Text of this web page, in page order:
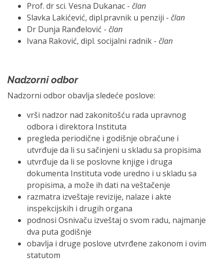
Prof. dr sci. Vesna Dukanac - član
Slavka Lakićević, dipl.pravnik u penziji - član
Dr Dunja Ranđelović - član
Ivana Raković, dipl. socijalni radnik - član
Nadzorni odbor
Nadzorni odbor obavlja sledeće poslove:
vrši nadzor nad zakonitošću rada upravnog
odbora i direktora Instituta
pregleda periodične i godišnje obračune i
utvrđuje da li su sačinjeni u skladu sa propisima
utvrđuje da li se poslovne knjige i druga
dokumenta Instituta vode uredno i u skladu sa
propisima, a može ih dati na veštačenje
razmatra izveštaje revizije, nalaze i akte
inspekcijskih i drugih organa
podnosi Osnivaču izveštaj o svom radu, najmanje
dva puta godišnje
obavlja i druge poslove utvrđene zakonom i ovim
statutom